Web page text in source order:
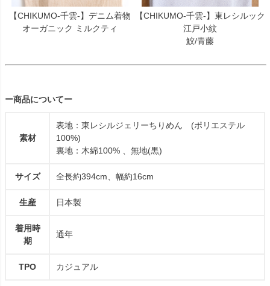
【CHIKUMO-千雲-】デニム着物
オーガニック ミルクティ
【CHIKUMO-千雲-】東レシルック
江戸小紋
鮫/青藤
ー商品についてー
素材
表地：東レシルジェリーちりめん (ポリエステル
100%)
裏地：木綿100% 、無地(黒)
サイズ 全長約394cm、幅約16cm
生産 日本製
着用時
期
通年
TPO カジュアル